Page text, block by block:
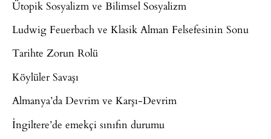
Ütopik Sosyalizm ve Bilimsel Sosyalizm
Ludwig Feuerbach ve Klasik Alman Felsefesinin Sonu
Tarihte Zorun Rolü
Köylüler Savaşı
Almanya’da Devrim ve Karşı-Devrim
İngiltere’de emekçi sınıfın durumu